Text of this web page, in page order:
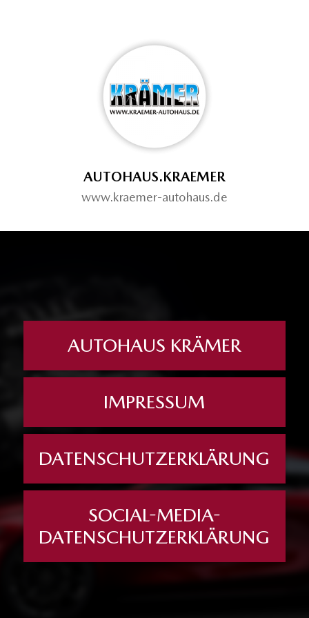
AUTOHAUS.KRAEMER
www.kraemer-autohaus.de
AUTOHAUS KRÄMER
IMPRESSUM
DATENSCHUTZERKLÄRUNG
SOCIAL-MEDIA-
DATENSCHUTZERKLÄRUNG